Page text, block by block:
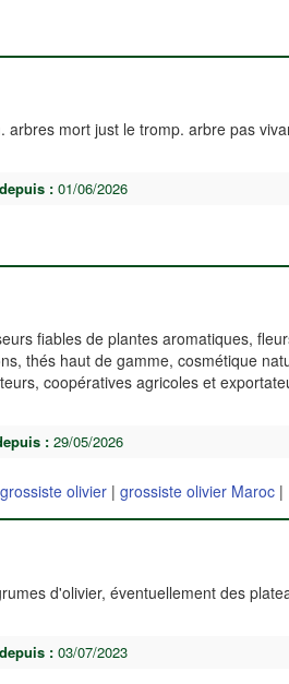
mort just le tromp. arbre pas
:01/06/2026
fiables de plantes aromatiques,
thés haut de gamme, cosmétique
coopératives agricoles et
:29/05/2026
grossiste olivier| grossiste olivier Maroc|
d'olivier, éventuellement des
:03/07/2023